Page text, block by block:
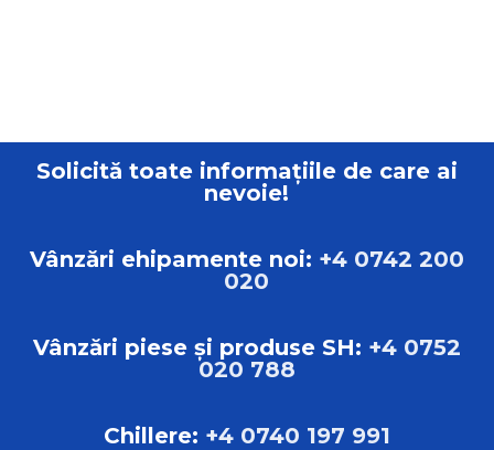
Solicită toate informațiile de care ai
nevoie!
Vânzări ehipamente noi: +4 0742 200
020
Vânzări piese și produse SH: +4 0752
020 788
Chillere: +4 0740 197 991